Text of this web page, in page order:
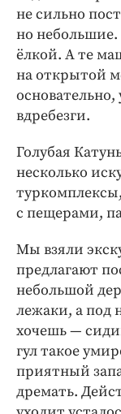
не сильно
но небольшие.
ёлкой. А те
на открытой
вдребезги.
Голубая
несколько
с пещерами,
Мы взяли
предлагают
небольшой
лежаки, а под
хочешь —
гул такое
приятный
дремать.